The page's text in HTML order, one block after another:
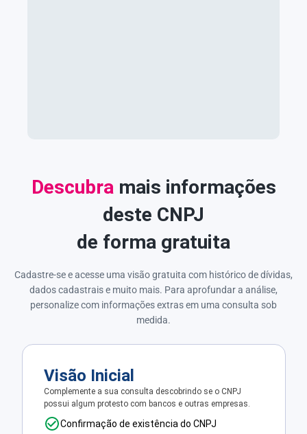
Descubra mais informações
deste CNPJ
de forma gratuita
Cadastre-se e acesse uma visão gratuita com histórico de dívidas,
dados cadastrais e muito mais. Para aprofundar a análise,
personalize com informações extras em uma consulta sob
medida.
Visão Inicial
Complemente a sua consulta descobrindo se o CNPJ
possui algum protesto com bancos e outras empresas.
Confirmação de existência do CNPJ